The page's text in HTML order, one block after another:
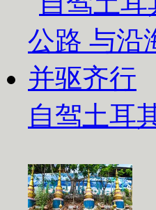
自驾土耳